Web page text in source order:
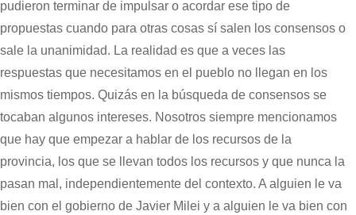
pudieron terminar de impulsar o acordar ese tipo de
propuestas cuando para otras cosas sí salen los consensos o
sale la unanimidad. La realidad es que a veces las
respuestas que necesitamos en el pueblo no llegan en los
mismos tiempos. Quizás en la búsqueda de consensos se
tocaban algunos intereses. Nosotros siempre mencionamos
que hay que empezar a hablar de los recursos de la
provincia, los que se llevan todos los recursos y que nunca la
pasan mal, independientemente del contexto. A alguien le va
bien con el gobierno de Javier Milei y a alguien le va bien con